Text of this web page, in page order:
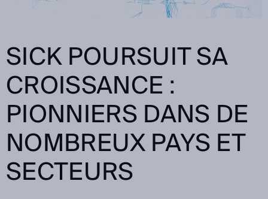
SICK POURSUIT SA
CROISSANCE :
PIONNIERS DANS DE
NOMBREUX PAYS ET
SECTEURS